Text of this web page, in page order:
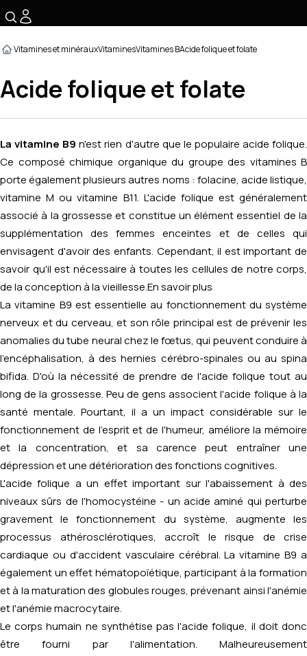
Vitamines et minérauxVitaminesVitamines BAcide folique et folate
Acide folique et folate
La vitamine B9 n'est rien d'autre que le populaire acide folique.
Ce composé chimique organique du groupe des vitamines B
porte également plusieurs autres noms : folacine, acide listique,
vitamine M ou vitamine B11. L'acide folique est généralement
associé à la grossesse et constitue un élément essentiel de la
supplémentation des femmes enceintes et de celles qui
envisagent d'avoir des enfants. Cependant, il est important de
savoir qu'il est nécessaire à toutes les cellules de notre corps,
de la conception à la vieillesse. En savoir plus
La vitamine B9 est essentielle au fonctionnement du système
nerveux et du cerveau, et son rôle principal est de prévenir les
anomalies du tube neural chez le fœtus, qui peuvent conduire à
l'encéphalisation, à des hernies cérébro-spinales ou au spina
bifida. D'où la nécessité de prendre de l'acide folique tout au
long de la grossesse. Peu de gens associent l'acide folique à la
santé mentale. Pourtant, il a un impact considérable sur le
fonctionnement de l'esprit et de l'humeur, améliore la mémoire
et la concentration, et sa carence peut entraîner une
dépression et une détérioration des fonctions cognitives.
L'acide folique a un effet important sur l'abaissement à des
niveaux sûrs de l'homocystéine - un acide aminé qui perturbe
gravement le fonctionnement du système, augmente les
processus athérosclérotiques, accroît le risque de crise
cardiaque ou d'accident vasculaire cérébral. La vitamine B9 a
également un effet hématopoïétique, participant à la formation
et à la maturation des globules rouges, prévenant ainsi l'anémie
et l'anémie macrocytaire.
Le corps humain ne synthétise pas l'acide folique, il doit donc
être fourni par l'alimentation. Malheureusement